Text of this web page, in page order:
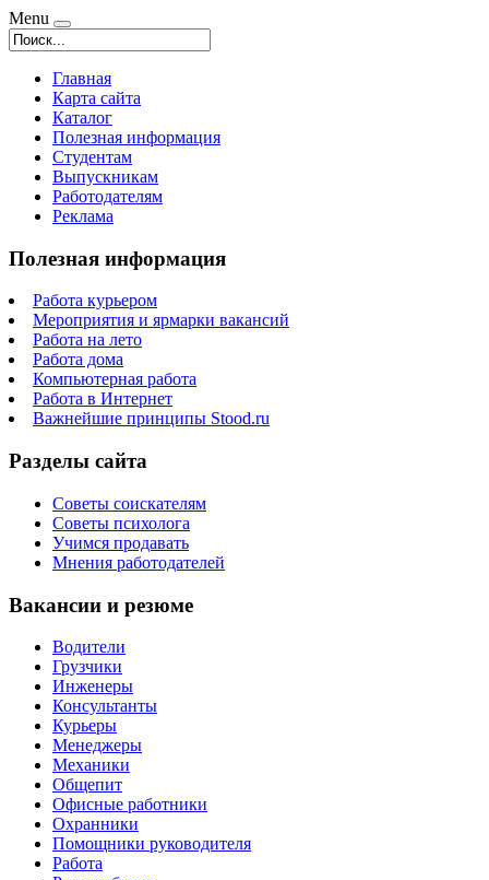
Menu
Главная
Карта сайта
Каталог
Полезная информация
Студентам
Выпускникам
Работодателям
Реклама
Полезная информация
Работа курьером
Мероприятия и ярмарки вакансий
Работа на лето
Работа дома
Компьютерная работа
Работа в Интернет
Важнейшие принципы Stood.ru
Разделы сайта
Советы соискателям
Советы психолога
Учимся продавать
Мнения работодателей
Вакансии и резюме
Водители
Грузчики
Инженеры
Консультанты
Курьеры
Менеджеры
Механики
Общепит
Офисные работники
Охранники
Помощники руководителя
Работа